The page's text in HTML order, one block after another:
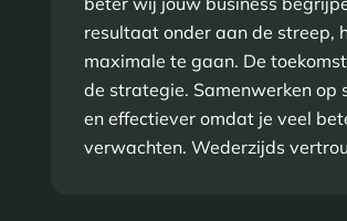
resultaat onder aan de streep,
maximale te gaan. De
de strategie. Samenwerken
en effectiever omdat je veel
verwachten. Wederzijds